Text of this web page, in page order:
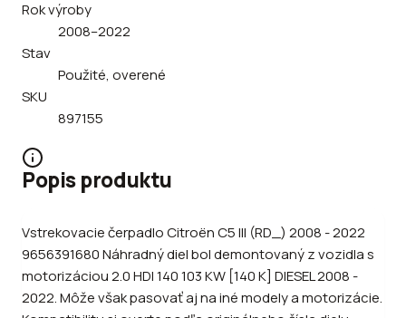
Rok výroby
2008–2022
Stav
Použité, overené
SKU
897155
Popis produktu
Vstrekovacie čerpadlo Citroën C5 III (RD_) 2008 - 2022
9656391680 Náhradný diel bol demontovaný z vozidla s
motorizáciou 2.0 HDI 140 103 KW [140 K] DIESEL 2008 -
2022. Môže však pasovať aj na iné modely a motorizácie.